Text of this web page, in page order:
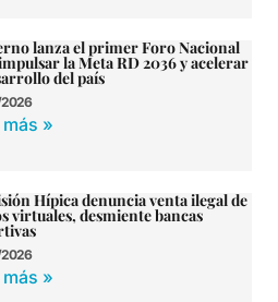
lanza el primer Foro Nacional
la Meta RD 2036 y acelerar
del país
»
Hípica denuncia venta ilegal de
virtuales, desmiente bancas
»